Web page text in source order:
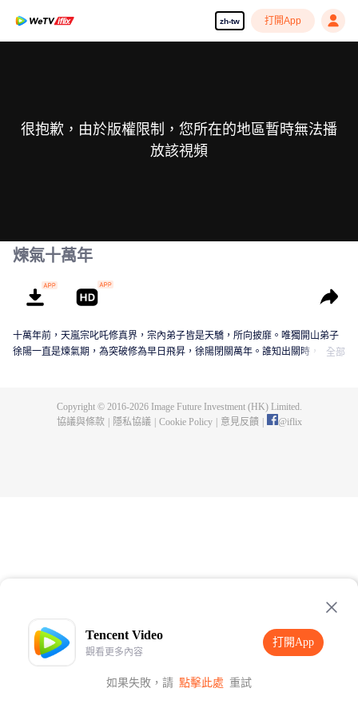
zh-tw 打開App
Tencent Video
觀看更多內容
打開App
如果失敗，請 點擊此處 重試
打開App
很抱歉，由於版權限制，您所在的地區暫時無法播
放該視頻
煉氣十萬年
十萬年前，天嵐宗叱吒修真界，宗內弟子皆是天驕，所向披靡。唯獨開山弟子
徐陽一直是煉氣期，為突破修為早日飛昇，徐陽閉關萬年。誰知出關時，修真
成神，還是一念成魔？世界的生死就在徐陽的股掌之間！
全部
Copyright © 2016-2026Image Future Investment (HK) Limited.
協議與條款
隱私協議 Cookie Policy 意見反饋 @iflix